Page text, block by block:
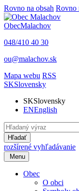
Rovno na obsah Rovno
ObecMalachov
048/410 40 30
ou@malachov.sk
Mapa webu RSS
SKSlovensky
SKSlovensky
ENEnglish
Hľadať
rozšírené vyhľadávanie
Menu
Obec
O obci